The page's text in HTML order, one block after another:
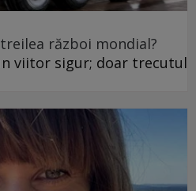
război mondial?
viitor sigur; doar trecutul